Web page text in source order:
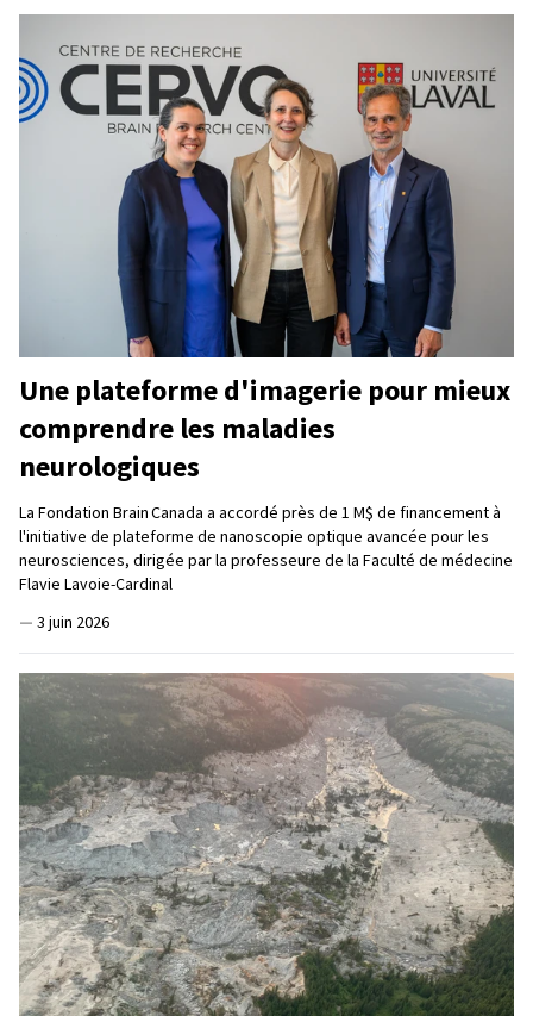
Une plateforme d'imagerie pour mieux
comprendre les maladies
neurologiques
La Fondation Brain Canada a accordé près de 1 M$ de financement à
l'initiative de plateforme de nanoscopie optique avancée pour les
neurosciences, dirigée par la professeure de la Faculté de médecine
Flavie Lavoie-Cardinal
— 3 juin 2026